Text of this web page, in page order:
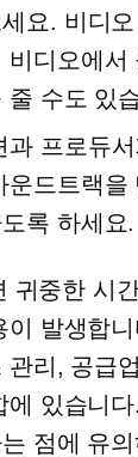
요. 비디
비디오에서
줄 수도 있
과 프로듀
운드트랙을
록 하세요.
귀중한 시
발생합
리, 공급
에 있습니
점에 유